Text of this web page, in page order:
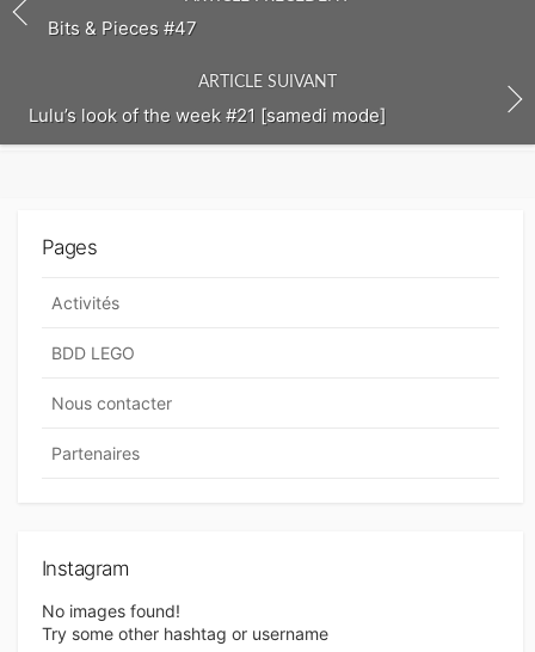
n
Bits & Pieces #47
ARTICLE SUIVANT
Lulu’s look of the week #21 [samedi mode]
Pages
Activités
BDD LEGO
Nous contacter
Partenaires
Instagram
No images found!
Try some other hashtag or username